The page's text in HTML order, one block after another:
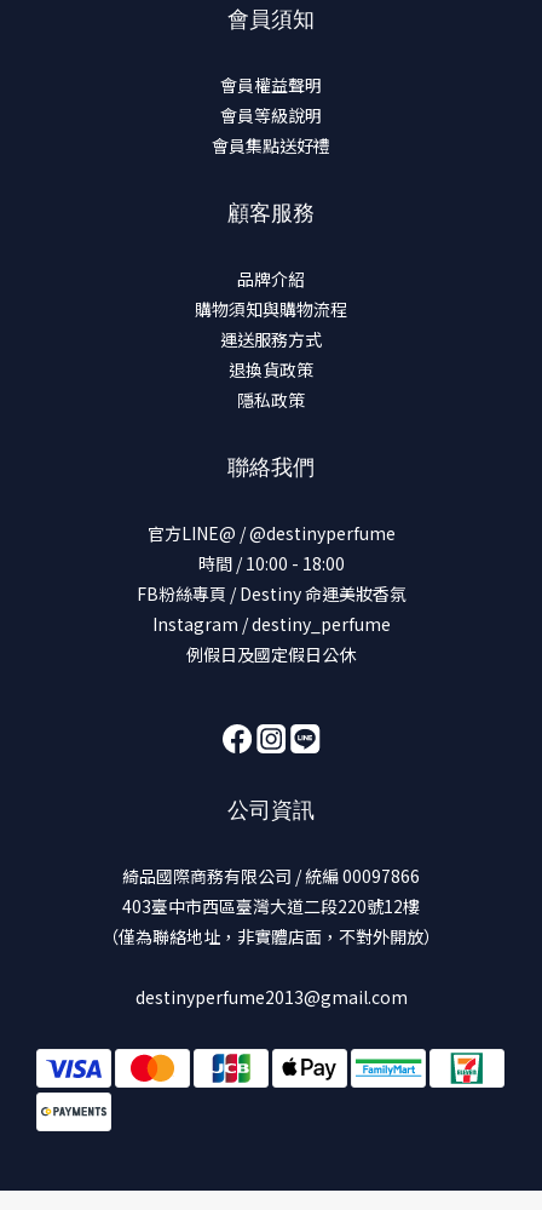
會員須知
會員權益聲明
會員等級說明
會員集點送好禮
顧客服務
品牌介紹
購物須知與購物流程
運送服務方式
退換貨政策
隱私政策
聯絡我們
官方LINE@ / @destinyperfume
時間 / 10:00 - 18:00
FB粉絲專頁 / Destiny 命運美妝香氛
Instagram / destiny_perfume
例假日及國定假日公休
公司資訊
綺品國際商務有限公司 / 統編 00097866
403臺中市西區臺灣大道二段220號12樓
（僅為聯絡地址，非實體店面，不對外開放）
destinyperfume2013@gmail.com